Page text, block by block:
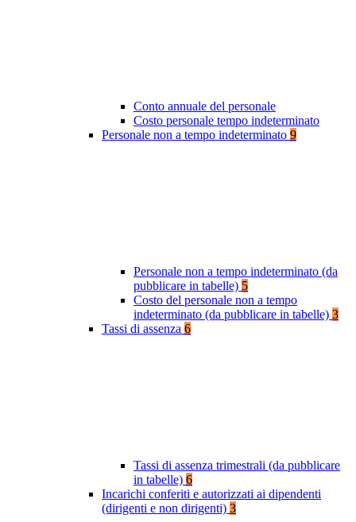
Conto annuale del personale
Costo personale tempo indeterminato
Personale non a tempo indeterminato 9
Personale non a tempo indeterminato (da
pubblicare in tabelle) 5
Costo del personale non a tempo
indeterminato (da pubblicare in tabelle) 3
Tassi di assenza 6
Tassi di assenza trimestrali (da pubblicare
in tabelle) 6
Incarichi conferiti e autorizzati ai dipendenti
(dirigenti e non dirigenti) 3